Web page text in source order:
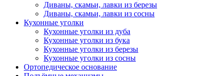
Диваны, скамьи, лавки из березы
Диваны, скамьи, лавки из сосны
Кухонные уголки
Кухонные уголки из дуба
Кухонные уголки из бука
Кухонные уголки из березы
Кухонные уголки из сосны
Ортопедическое основание